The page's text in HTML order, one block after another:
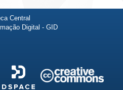
Central
Digital - GID